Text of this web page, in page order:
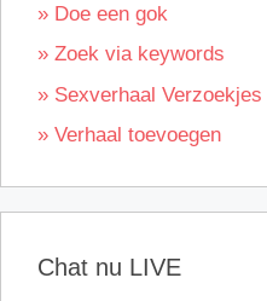
» Doe een gok
» Zoek via keywords
» Sexverhaal Verzoekjes
» Verhaal toevoegen
Chat nu LIVE